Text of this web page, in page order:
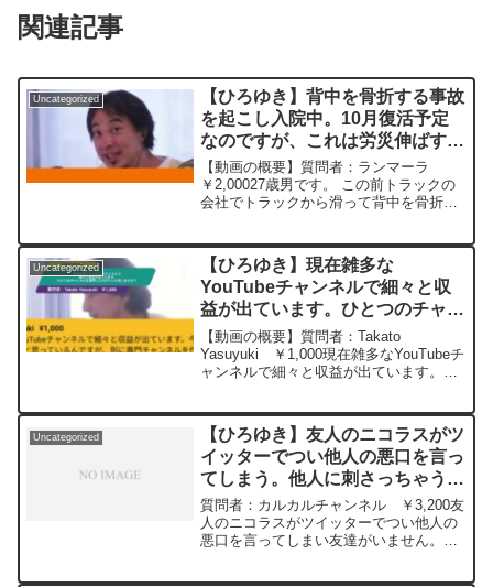
関連記事
Uncategorized
【ひろゆき】背中を骨折する事故
を起こし入院中。10月復活予定
なのですが、これは労災伸ばすの
が良いのでしょうか？ またこの
労災期間中にコンビニバイトする
と不都合ありますでしょうか？
【動画の概要】質問者：ランマーラ
￥2,00027歳男です。 この前トラックの
会社でトラックから滑って背中を骨折す
月復活予定なのですが、これは労災伸ば
すのが良いのでしょ...
Uncategorized
【ひろゆき】現在雑多な
YouTubeチャンネルで細々と収
益が出ています。ひとつのチャン
ネルを運用した方がいいと思いま
すか？ー ひろゆき切り抜き
20240516
【動画の概要】質問者：Takato
Yasuyuki ￥1,000現在雑多なYouTubeチ
ャンネルで細々と収益が出ています。今
専門チャンネルを作るか、既存の収益化
出来...
Uncategorized
【ひろゆき】友人のニコラスがツ
イッターでつい他人の悪口を言っ
てしまう。他人に刺さっちゃうひ
と言をリプライして気持ちよくな
っているようですー ひろゆき切
り抜き 20240930
質問者：カルカルチャンネル ￥3,200友
人のニコラスがツイッターでつい他人の
悪口を言ってしまい友達がいません。僕